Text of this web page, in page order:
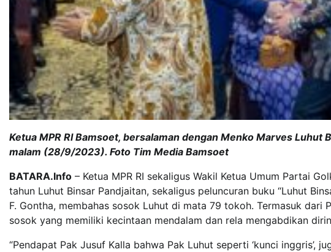
Ketua MPR RI Bamsoet, bersalaman dengan Menko Marves Luhut
malam (28/9/2023). Foto Tim Media Bamsoet
BATARA.Info – Ketua MPR RI sekaligus Wakil Ketua Umum Partai
tahun Luhut Binsar Pandjaitan, sekaligus peluncuran buku “Luhut
F. Gontha, membahas sosok Luhut di mata 79 tokoh. Termasuk
sosok yang memiliki kecintaan mendalam dan rela mengabdikan
“Pendapat Pak Jusuf Kalla bahwa Pak Luhut seperti ‘kunci inggris’,